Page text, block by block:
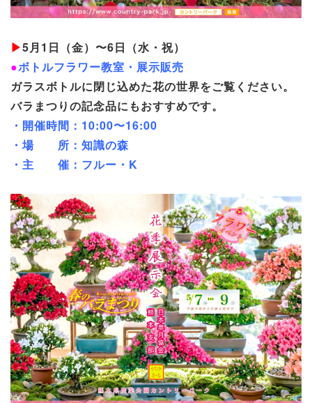
▶5月1日（金）〜6日（水・祝）
●ボトルフラワー教室・展示販売
ガラスボトルに閉じ込めた花の世界をご覧ください。
バラまつりの記念品にもおすすめです。
・開催時間：10:00〜16:00
・場 所：知識の森
・主 催：フルー・K